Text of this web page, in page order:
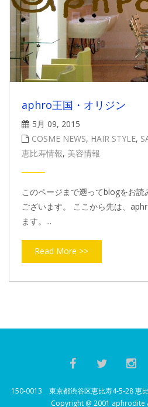
aphro王国・オリジン
5月 09, 2015
COSME NEWS, HAIR STYLE,
恵比寿情報, 美容情報
このページまで遡ってblogをお読
ございます。 ここから先は、
ます。...
Read More >>
150-0013 東京都渋谷区恵比寿4-5-28
Copyright @ 2001 aphrodite